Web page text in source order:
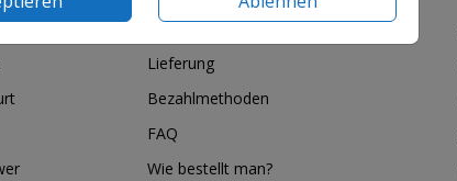
Widerrufsrecht
Lieferung
Bezahlmethoden
FAQ
Wie bestellt man?